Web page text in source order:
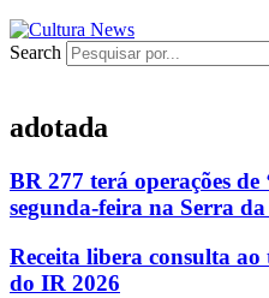
Search
adotada
BR 277 terá operações de
segunda-feira na Serra
Receita libera consulta
do IR 2026